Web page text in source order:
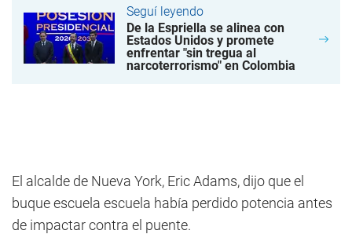
Seguí leyendo
De la Espriella se alinea con
Estados Unidos y promete
enfrentar "sin tregua al
narcoterrorismo" en Colombia
El alcalde de Nueva York, Eric Adams, dijo que el
buque escuela escuela había perdido potencia antes
de impactar contra el puente.